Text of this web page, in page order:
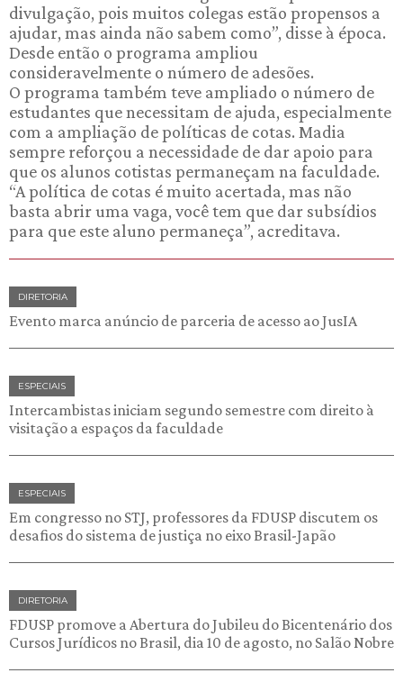
divulgação, pois muitos colegas estão propensos a
ajudar, mas ainda não sabem como”, disse à época.
Desde então o programa ampliou
consideravelmente o número de adesões.
O programa também teve ampliado o número de
estudantes que necessitam de ajuda, especialmente
com a ampliação de políticas de cotas. Madia
sempre reforçou a necessidade de dar apoio para
que os alunos cotistas permaneçam na faculdade.
“A política de cotas é muito acertada, mas não
basta abrir uma vaga, você tem que dar subsídios
para que este aluno permaneça”, acreditava.
DIRETORIA
Evento marca anúncio de parceria de acesso ao JusIA
ESPECIAIS
Intercambistas iniciam segundo semestre com direito à
visitação a espaços da faculdade
ESPECIAIS
Em congresso no STJ, professores da FDUSP discutem os
desafios do sistema de justiça no eixo Brasil-Japão
DIRETORIA
FDUSP promove a Abertura do Jubileu do Bicentenário dos
Cursos Jurídicos no Brasil, dia 10 de agosto, no Salão Nobre